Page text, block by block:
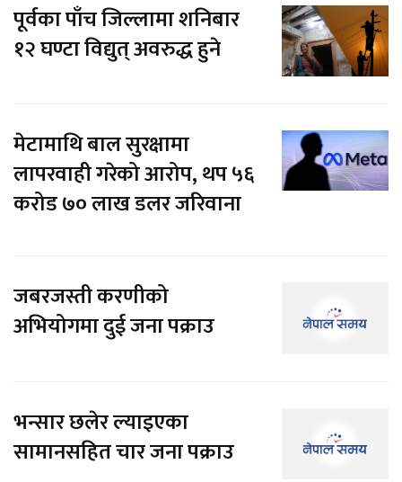
पूर्वका पाँच जिल्लामा शनिबार
१२ घण्टा विद्युत् अवरुद्ध हुने
मेटामाथि बाल सुरक्षामा
लापरवाही गरेको आरोप, थप ५६
करोड ७० लाख डलर जरिवाना
जबरजस्ती करणीको
अभियोगमा दुई जना पक्राउ
भन्सार छलेर ल्याइएका
सामानसहित चार जना पक्राउ